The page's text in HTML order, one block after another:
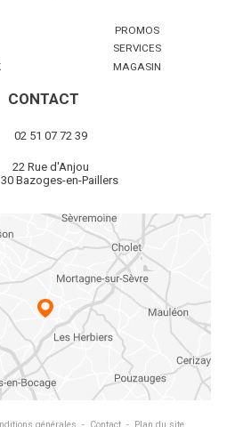
PROMOS
SERVICES
MAGASIN
CONTACT
02 51 07 72 39
22 Rue d'Anjou
Bazoges-en-Paillers
générales - Contact - Plan du site